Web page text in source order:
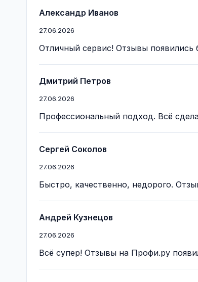
Александр Иванов
27.06.2026
Отличный сервис! Отзывы
Дмитрий Петров
27.06.2026
Профессиональный подход. Всё
Сергей Соколов
27.06.2026
Быстро, качественно, недорого.
Андрей Кузнецов
27.06.2026
Всё супер! Отзывы на Профи.ру